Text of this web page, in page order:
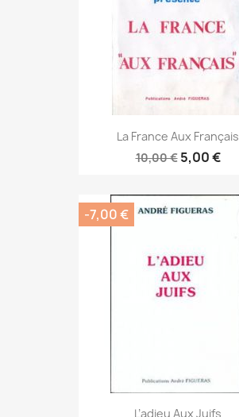
La France Aux Français
10,00 € 5,00 €
L’adieu Aux Juifs
-7,00 €